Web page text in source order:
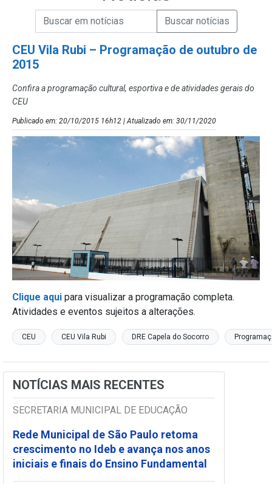
Campo de Busca de Notícias
Campo de Busca de informaçõesEnviar a Busca de Notícias
CEU Vila Rubi – Programação de outubro de
2015
Confira a programação cultural, esportiva e de atividades gerais do
CEU
Publicado em: 20/10/2015 16h12 | Atualizado em: 30/11/2020
Clique aqui para visualizar a programação completa.
Atividades e eventos sujeitos a alterações.
CEU CEU Vila Rubi DRE Capela do Socorro
NOTÍCIAS MAIS RECENTES
SECRETARIA MUNICIPAL DE EDUCAÇÃO
Rede Municipal de São Paulo retoma
crescimento no Ideb e avança nos anos
iniciais e finais do Ensino Fundamental